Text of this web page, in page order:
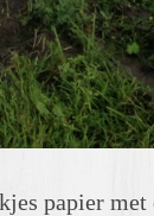
papier met